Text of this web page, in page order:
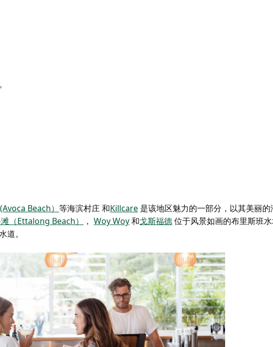
Beach） 等海滨村庄和Killcare 是该地区魅力的一部分，以其美丽
（Ettalong Beach） ， Woy Woy和戈斯福德位于风景如画的布里斯班
。